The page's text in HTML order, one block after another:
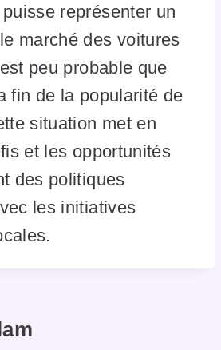
représenter un
marché des voitures
peu probable que
fin de la popularité de
situation met en
et les opportunités
des politiques
les initiatives